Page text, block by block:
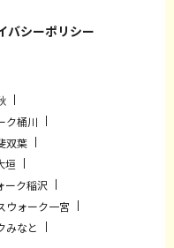
バシーポリシー
ク桶川
双葉
垣
ーク稲沢
ウォーク一宮
みなと